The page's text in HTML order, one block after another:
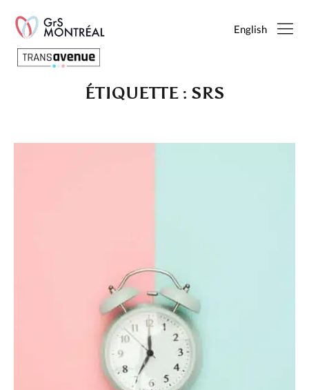
English
Français
English
PAGES
Charte des commentaires et publications
Conditions d’utilisation
Nous contacter
Politique de confidentialité
ÉTIQUETTE : SRS